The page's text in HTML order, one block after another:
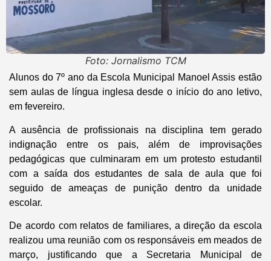
Foto: Jornalismo TCM
Alunos do 7º ano da Escola Municipal Manoel Assis estão
sem aulas de língua inglesa desde o início do ano letivo,
em fevereiro.
A ausência de profissionais na disciplina tem gerado
indignação entre os pais, além de improvisações
pedagógicas que culminaram em um protesto estudantil
com a saída dos estudantes de sala de aula que foi
seguido de ameaças de punição dentro da unidade
escolar.
De acordo com relatos de familiares, a direção da escola
realizou uma reunião com os responsáveis em meados de
março, justificando que a Secretaria Municipal de